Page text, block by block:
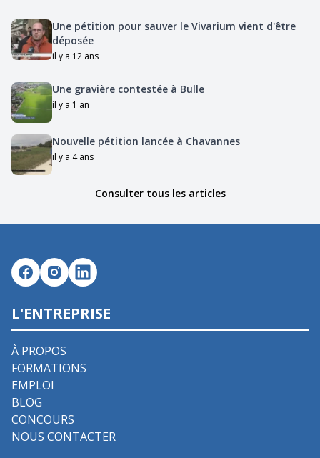
Une pétition pour sauver le Vivarium vient d'être
déposée
il y a 12 ans
Une gravière contestée à Bulle
il y a 1 an
Nouvelle pétition lancée à Chavannes
il y a 4 ans
Consulter tous les articles
L'ENTREPRISE
À PROPOS
FORMATIONS
EMPLOI
BLOG
CONCOURS
NOUS CONTACTER